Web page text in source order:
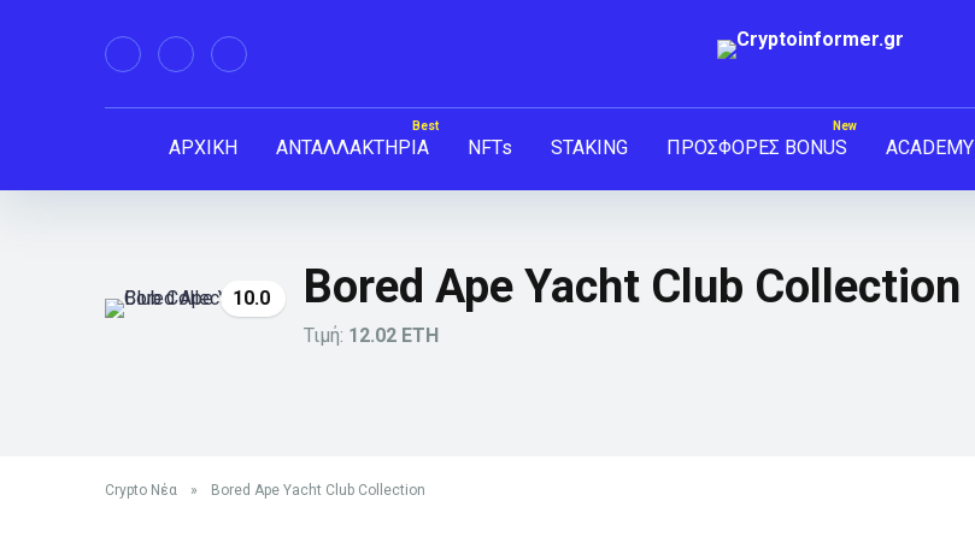
ΑΡΧΙΚΗ ΑΝΤΑΛΛΑΚΤΗΡΙΑ NFTs STAKING ΠΡΟΣΦΟΡΕΣ BONUS ACADEMY
10.0 Bored Ape Yacht Club Collection
Τιμή: 12.02 ETH
Crypto Νέα » Bored Ape Yacht Club Collection